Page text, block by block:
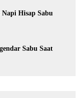
Hisap Sabu
Sabu Saat